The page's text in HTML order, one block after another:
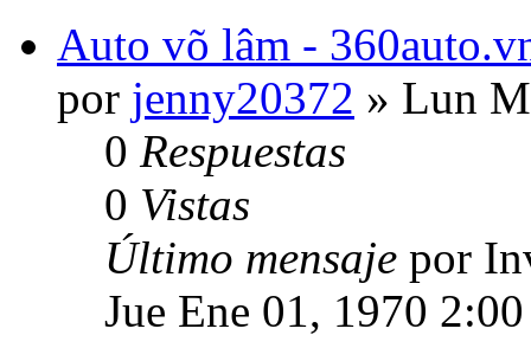
Auto võ lâm -
por jenny20372 » Lun
0 Respuestas
0 Vistas
Último mensaje por
Jue Ene 01, 1970